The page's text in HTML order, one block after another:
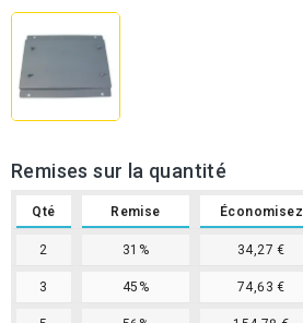
Remises sur la quantité
Qté Remise Économisez
2 31% 34,27 €
3 45% 74,63 €